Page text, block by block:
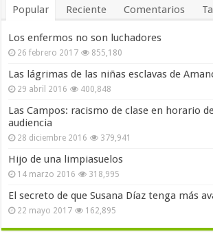
Popular Reciente Comentarios
Los enfermos no son luchadores
26 febrero 2017 855,180
Las lágrimas de las niñas esclavas de
29 abril 2016 400,848
Las Campos: racismo de clase en horario
audiencia
28 diciembre 2016 379,941
Hijo de una limpiasuelos
14 marzo 2016 318,995
El secreto de que Susana Díaz tenga más
22 mayo 2017 162,895